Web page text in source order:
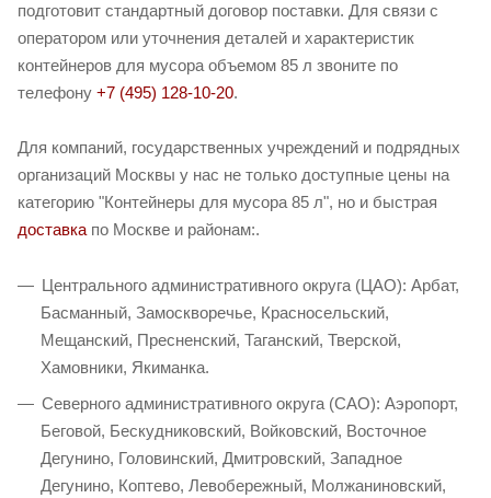
подготовит стандартный договор поставки. Для связи с
оператором или уточнения деталей и характеристик
контейнеров для мусора объемом 85 л звоните по
телефону +7 (495) 128-10-20.
Для компаний, государственных учреждений и подрядных
организаций Москвы у нас не только доступные цены на
категорию "Контейнеры для мусора 85 л", но и быстрая
доставка по Москве и районам:.
Центрального административного округа (ЦАО): Арбат,
Басманный, Замоскворечье, Красносельский,
Мещанский, Пресненский, Таганский, Тверской,
Хамовники, Якиманка.
Северного административного округа (САО): Аэропорт,
Беговой, Бескудниковский, Войковский, Восточное
Дегунино, Головинский, Дмитровский, Западное
Дегунино, Коптево, Левобережный, Молжаниновский,